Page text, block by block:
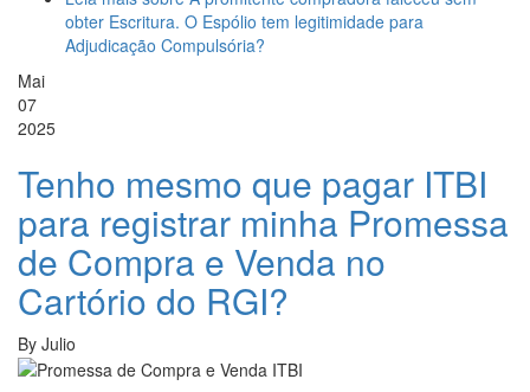
obter Escritura. O Espólio tem legitimidade para
Adjudicação Compulsória?
Mai
07
2025
Tenho mesmo que pagar ITBI
para registrar minha Promessa
de Compra e Venda no
Cartório do RGI?
By Julio